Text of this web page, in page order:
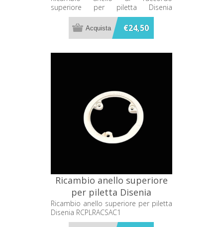
superiore per piletta Disenia
RCPLRACSAC3
€24,50
Ricambio anello superiore
per piletta Disenia
RCPLRACSAC1
Ricambio anello superiore per piletta
Disenia RCPLRACSAC1